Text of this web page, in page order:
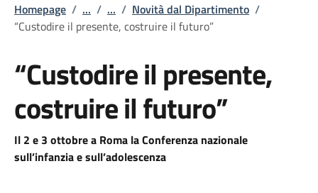
Homepage / ... / ... / Novità dal Dipartimento /
“Custodire il presente, costruire il futuro”
“Custodire il presente,
costruire il futuro”
Il 2 e 3 ottobre a Roma la Conferenza nazionale
sull’infanzia e sull’adolescenza